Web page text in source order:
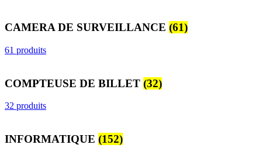
CAMERA DE SURVEILLANCE (61)
61 produits
COMPTEUSE DE BILLET (32)
32 produits
INFORMATIQUE (152)